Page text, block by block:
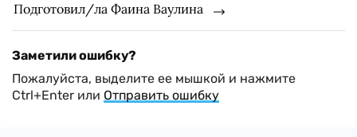
Подготовил/ла Фаина Ваулина
Заметили ошибку?
Пожалуйста, выделите ее мышкой и нажмите
Ctrl+Enter или Отправить ошибку